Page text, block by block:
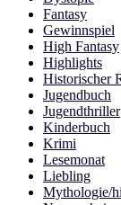
Fantasy
Gewinnspiel
High Fantasy
Highlights
Historischer
Jugendbuch
Jugendthriller
Kinderbuch
Krimi
Lesemonat
Liebling
Mythologie/